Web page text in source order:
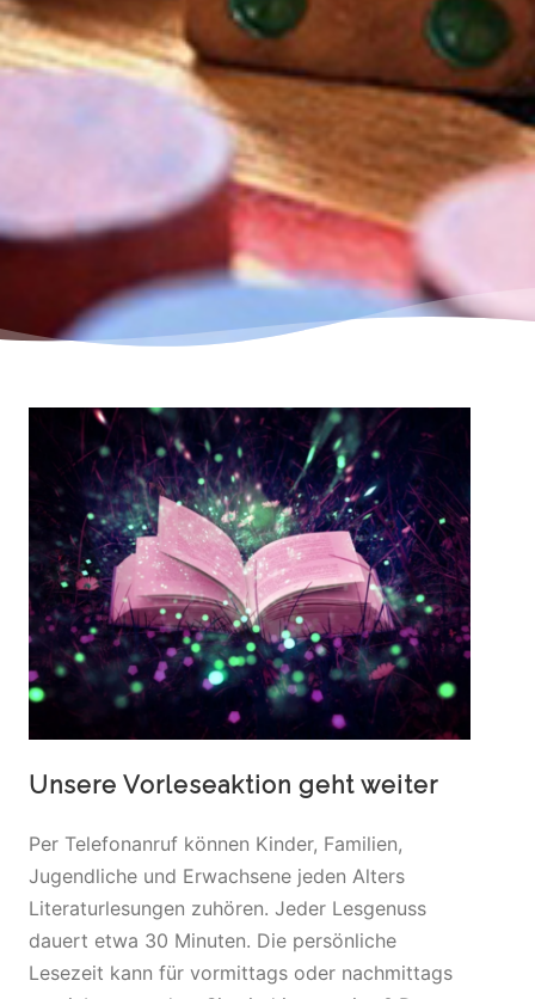
Unsere Vorleseaktion geht weiter
Per Telefonanruf können Kinder, Familien,
Jugendliche und Erwachsene jeden Alters
Literaturlesungen zuhören. Jeder Lesgenuss
dauert etwa 30 Minuten. Die persönliche
Lesezeit kann für vormittags oder nachmittags